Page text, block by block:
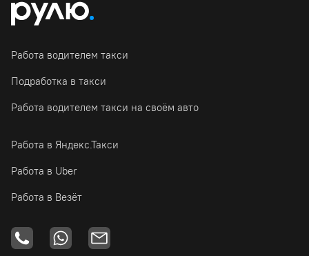
Работа водителем такси
Подработка в такси
Работа водителем такси на своём авто
Работа в Яндекс.Такси
Работа в Uber
Работа в Везёт